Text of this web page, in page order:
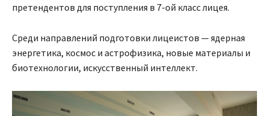
претендентов для поступления в 7-ой класс лицея.
Среди направлений подготовки лицеистов — ядерная
энергетика, космос и астрофизика, новые материалы и
биотехнологии, искусственный интеллект.